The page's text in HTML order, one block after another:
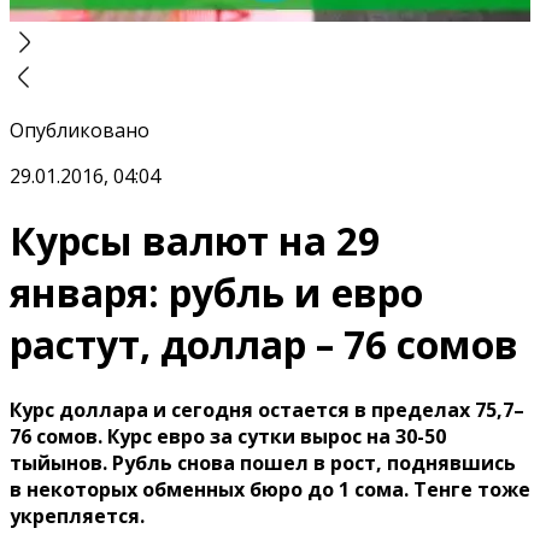
Опубликовано
29.01.2016, 04:04
Курсы валют на 29
января: рубль и евро
растут, доллар – 76 сомов
Курс доллара и сегодня остается в пределах 75,7–
76 сомов. Курс евро за сутки вырос на 30-50
тыйынов. Рубль снова пошел в рост, поднявшись
в некоторых обменных бюро до 1 сома. Тенге тоже
укрепляется.